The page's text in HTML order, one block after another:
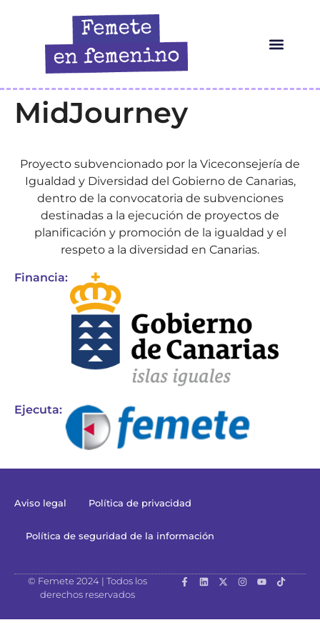
MidJourney
Proyecto subvencionado por la Viceconsejería de
Igualdad y Diversidad del Gobierno de Canarias,
dentro de la convocatoria de subvenciones
destinadas a la ejecución de proyectos de
planificación y promoción de la igualdad y el
respeto a la diversidad en Canarias.
Financia:
Ejecuta:
Aviso legal Política de privacidad
Política de seguridad de la información
© Femete 2024 | Todos los
derechos reservados